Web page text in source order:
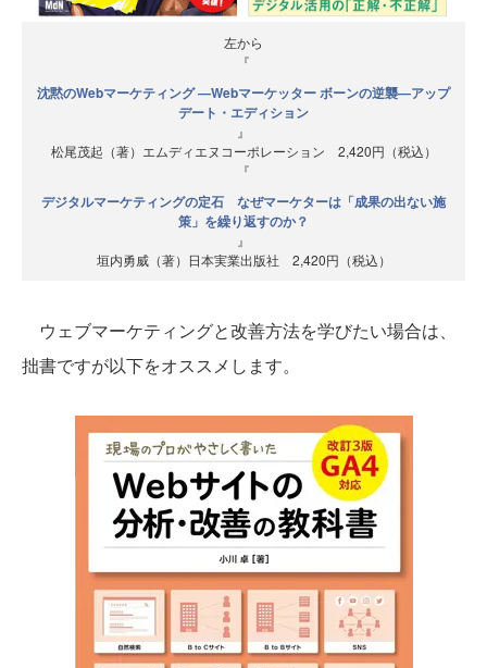
左から
『
沈黙のWebマーケティング —Webマーケッター ボーンの逆襲—アップ
デート・エディション
』
松尾茂起（著）エムディエヌコーポレーション 2,420円（税込）
『
デジタルマーケティングの定石 なぜマーケターは「成果の出ない施
策」を繰り返すのか？
』
垣内勇威（著）日本実業出版社 2,420円（税込）
ウェブマーケティングと改善方法を学びたい場合は、
拙書ですが以下をオススメします。